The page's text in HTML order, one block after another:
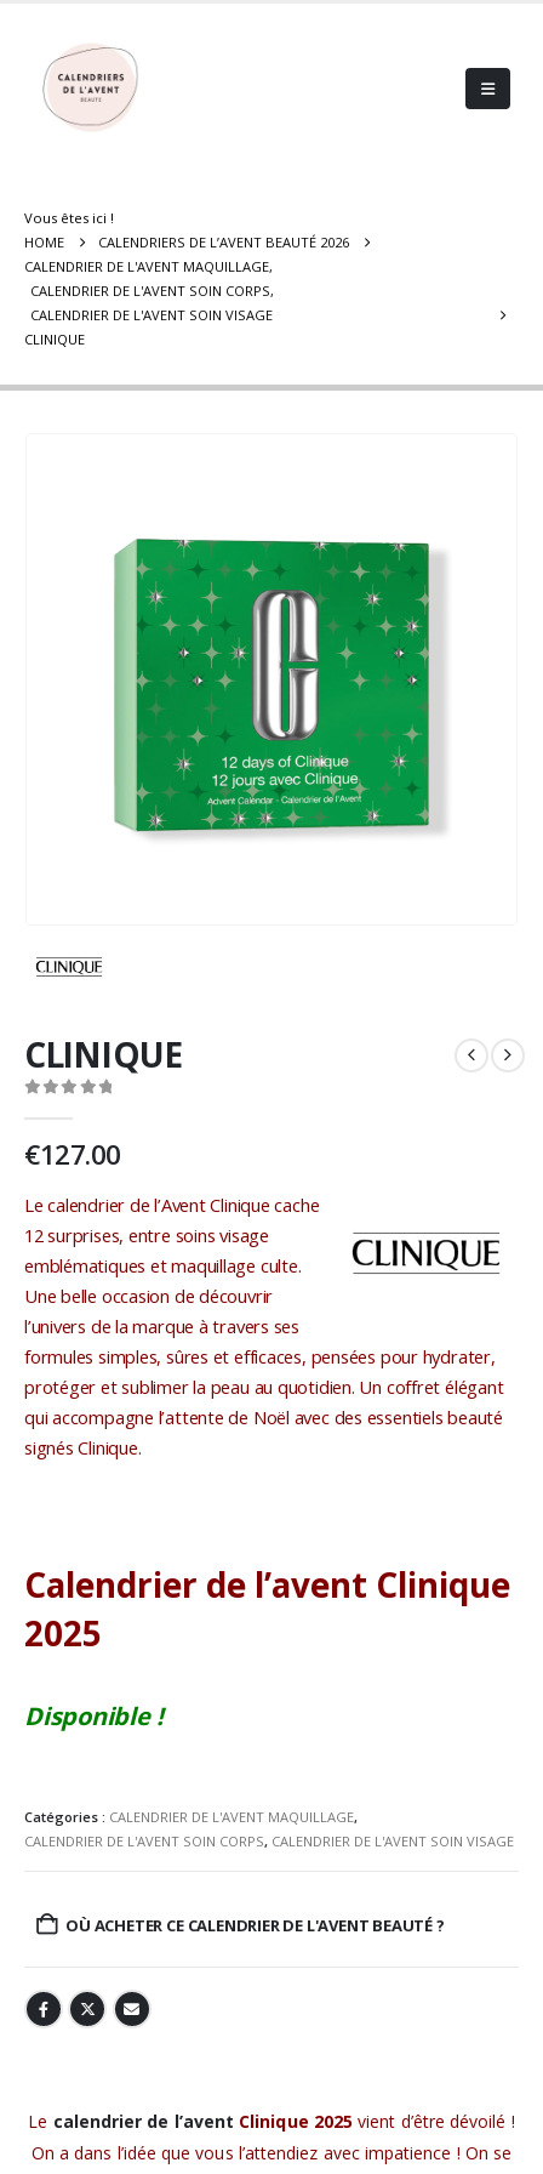
Vous êtes ici !
HOME
CALENDRIERS DE L’AVENT BEAUTÉ 2026
CALENDRIER DE L'AVENT MAQUILLAGE,
CALENDRIER DE L'AVENT SOIN CORPS,
CALENDRIER DE L'AVENT SOIN VISAGE
CLINIQUE
CLINIQUE
€127.00
Le calendrier de l’Avent Clinique cache
12 surprises, entre soins visage
emblématiques et maquillage culte.
Une belle occasion de découvrir
l’univers de la marque à travers ses
formules simples, sûres et efficaces, pensées pour hydrater,
protéger et sublimer la peau au quotidien. Un coffret élégant
qui accompagne l’attente de Noël avec des essentiels beauté
signés Clinique.
Calendrier de l’avent Clinique
2025
Disponible !
Catégories : CALENDRIER DE L'AVENT MAQUILLAGE,
CALENDRIER DE L'AVENT SOIN CORPS, CALENDRIER DE L'AVENT SOIN VISAGE
OÙ ACHETER CE CALENDRIER DE L'AVENT BEAUTÉ ?
Le calendrier de l’avent Clinique 2025 vient d’être dévoilé !
On a dans l’idée que vous l’attendiez avec impatience ! On se